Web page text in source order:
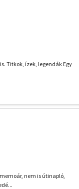
Titkok, ízek, legendák Egy
nem is útinapló,